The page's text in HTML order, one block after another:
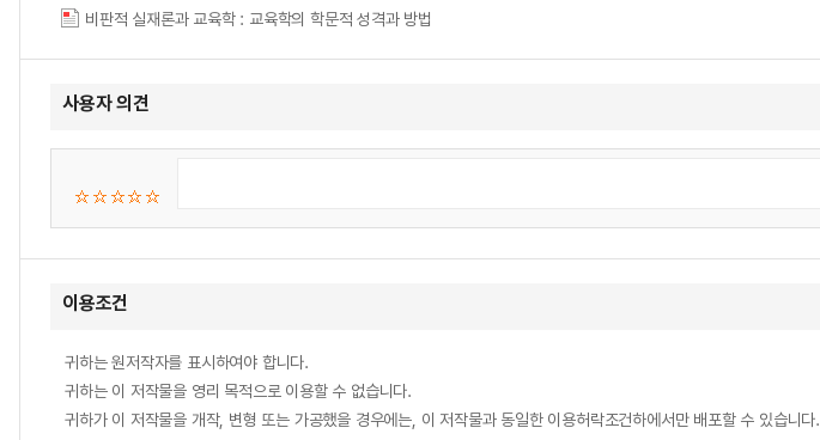
비판적 실재론과 교육학 : 교육학의 학문적 성격과 방법
사용자 의견
이용조건
귀하는 원저작자를 표시하여야 합니다.
귀하는 이 저작물을 영리 목적으로 이용할 수 없습니다.
귀하가 이 저작물을 개작, 변형 또는 가공했을 경우에는, 이 저작물과 동일한 이용허락조건하에서만 배포할 수 있습니다.